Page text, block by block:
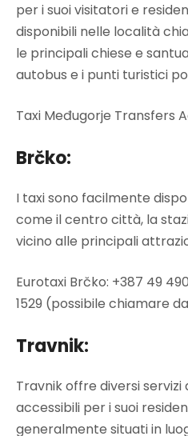
per i suoi visitatori e
disponibili nelle località
le principali chiese e
autobus e i punti turistici
Taxi Međugorje Transfers
Brčko:
I taxi sono facilmente
come il centro città, la
vicino alle principali
Eurotaxi Brčko: +387 49
1529 (possibile chiamare
Travnik:
Travnik offre diversi
accessibili per i suoi
generalmente situati in